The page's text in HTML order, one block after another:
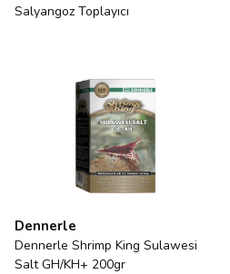
Salyangoz Toplayıcı
Dennerle
Dennerle Shrimp King Sulawesi
Salt GH/KH+ 200gr